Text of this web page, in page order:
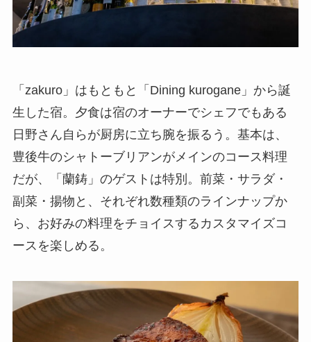
「zakuro」はもともと「Dining kurogane」から誕
生した宿。夕食は宿のオーナーでシェフでもある
日野さん自らが厨房に立ち腕を振るう。基本は、
豊後牛のシャトーブリアンがメインのコース料理
だが、「蘭鋳」のゲストは特別。前菜・サラダ・
副菜・揚物と、それぞれ数種類のラインナップか
ら、お好みの料理をチョイスするカスタマイズコ
ースを楽しめる。